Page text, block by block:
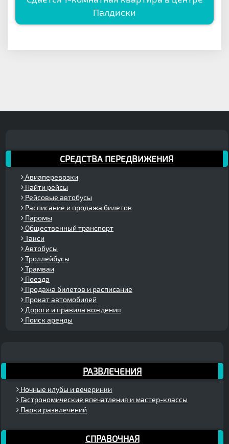
Палдиски
СРЕДСТВА ПЕРЕДВИЖЕНИЯ
Авиаперевозки
Найти рейсы
Рейсовые автобусы
Расписание и продажа билетов
Паромы
Общественный транспорт
Такси
Автобусы
Троллейбусы
Трамваи
Поезда
Продажа билетов и расписание
Прокат автомобилей
Дороги и правила вождения
Поиск аренды
РАЗВЛЕЧЕНИЯ
Ночные клубы и вечеринки
Гастрономические впечатления и мастер-классы
Парки развлечений
СПРАВОЧНАЯ